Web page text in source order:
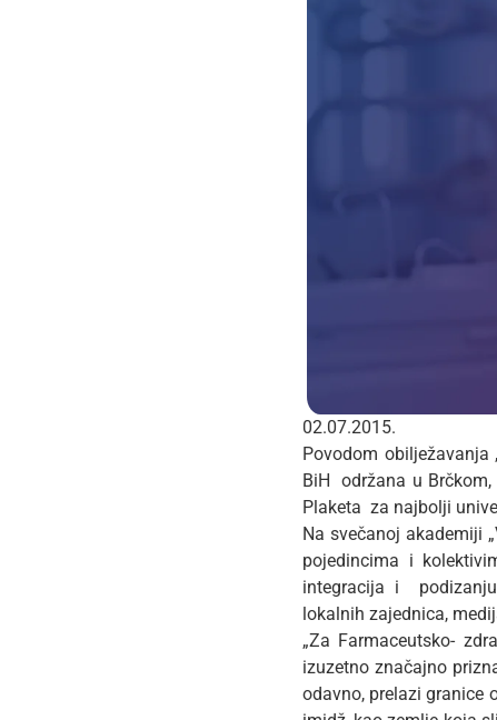
02.07.2015.
Povodom obilježavanja
BiH održana u
Plaketa za najbolji
Na svečanoj akademiji
pojedincima i
integracija i
lokalnih zajednica,
„Za Farmaceutsko-
izuzetno značajno
odavno, prelazi granice